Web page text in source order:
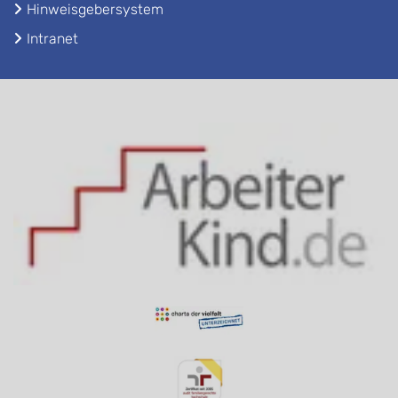
Hinweisgebersystem
Intranet